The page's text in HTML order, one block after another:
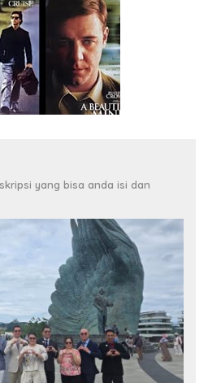
yang bisa anda isi dan